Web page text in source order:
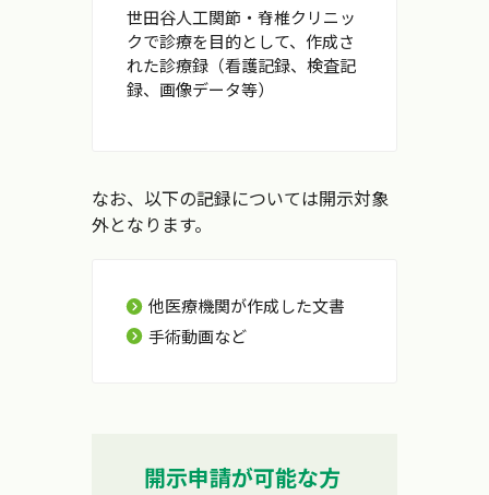
世田谷人工関節・脊椎クリニッ
クで診療を目的として、作成さ
れた診療録（看護記録、検査記
録、画像データ等）
なお、以下の記録については開示対象
外となります。
他医療機関が作成した文書
手術動画など
開示申請が可能な方